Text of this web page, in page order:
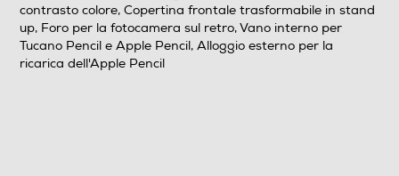
Informazioni sulla sicurezza del prodotto
Clicca qui
contrasto colore, Copertina frontale trasformabile in stand
up, Foro per la fotocamera sul retro, Vano interno per
Tucano Pencil e Apple Pencil, Alloggio esterno per la
ricarica dell'Apple Pencil